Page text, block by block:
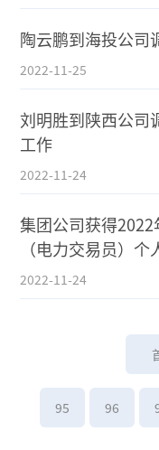
陶云鹏到海投公司
2022-11-25
刘明胜到陕西公司
工作
2022-11-24
集团公司获得
（电力交易员）
2022-11-24
95 96